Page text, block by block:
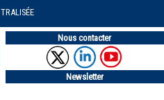
Nous contacter
Newsletter